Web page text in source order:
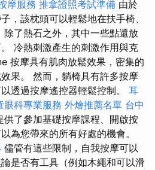
摩服務 推拿證照考試準備 由於
，該枕頭可以輕鬆地在扶手椅、
了熱石之外，其中一些點還放
冷熱刺激產生的刺激作用與克
按摩具有肌肉放鬆效果，密集的
果。 然而，躺椅具有許多按摩
透過按摩遙控器輕鬆控制。 耳
眼科專業服務 外燴推薦名單 台中
供了參加基礎按摩課程、開啟按
為您帶來的所有好處的機會。
儘管有這些限制，自我按摩可以
是否有工具（例如木繩和可以滑